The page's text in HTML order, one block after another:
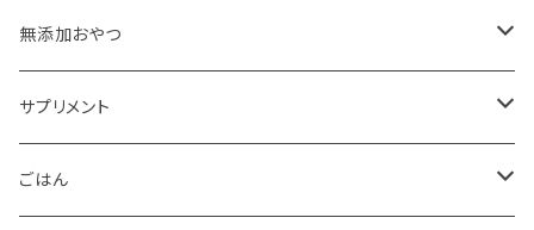
肉球バーム
ドッグソープ
保湿・除菌・虫除け
無添加おやつ
お肉
お魚
サプリメント
皮膚被毛
ごはん